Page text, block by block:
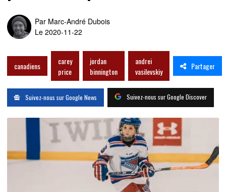
Par Marc-André Dubois
Le 2020-11-22
canadiens
carey
price
jordan
binnington
andrei
vasilevskiy
Partager
Suivez-nous sur Google News Suivez-nous sur Google Discover